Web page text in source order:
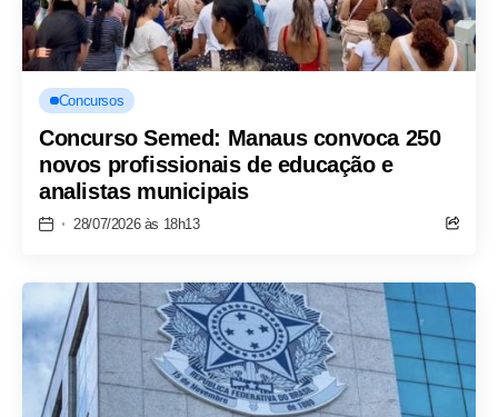
Concursos
Concurso Semed: Manaus convoca 250
novos profissionais de educação e
analistas municipais
28/07/2026 às 18h13